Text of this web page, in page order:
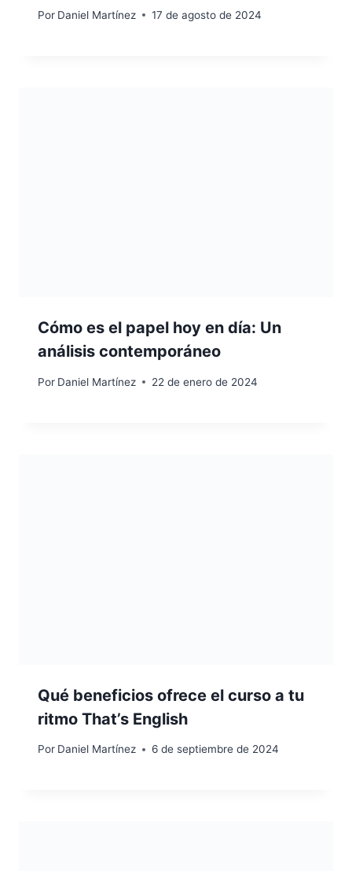
Por Daniel Martínez 17 de agosto de 2024
Cómo es el papel hoy en día: Un
análisis contemporáneo
Por Daniel Martínez 22 de enero de 2024
Qué beneficios ofrece el curso a tu
ritmo That’s English
Por Daniel Martínez 6 de septiembre de 2024